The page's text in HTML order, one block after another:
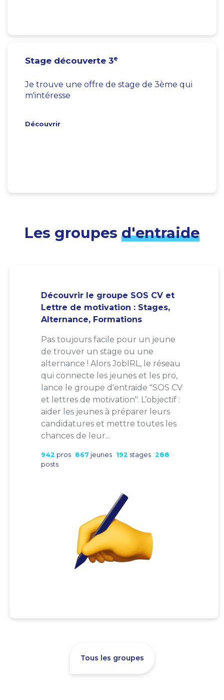
Stage découverte 3e
Je trouve une offre de stage de 3ème qui
m'intéresse
Découvrir
Les groupes d'entraide
Découvrir le groupe SOS CV et
Lettre de motivation : Stages,
Alternance, Formations
Pas toujours facile pour un jeune
de trouver un stage ou une
alternance ! Alors JobIRL, le réseau
qui connecte les jeunes et les pro,
lance le groupe d'entraide "SOS CV
et lettres de motivation". L’objectif :
aider les jeunes à préparer leurs
candidatures et mettre toutes les
chances de leur...
942 pros 867 jeunes 192 stages 288
posts
Tous les groupes